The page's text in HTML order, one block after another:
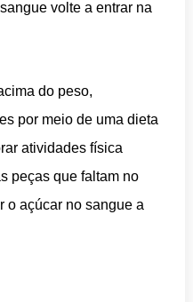
volte a entrar na
do peso,
por meio de uma dieta
atividades física
peças que faltam no
o açúcar no sangue a